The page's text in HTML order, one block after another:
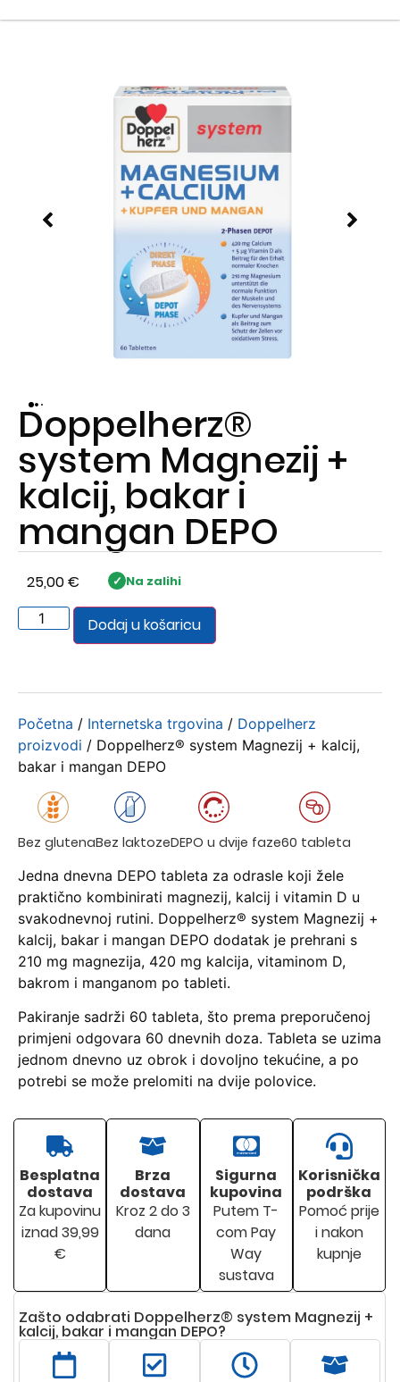
Doppelherz®
system Magnezij +
kalcij, bakar i
mangan DEPO
25,00€ Na zalihi
Dodaj u košaricu
Početna / Internetska trgovina / Doppelherz
proizvodi / Doppelherz® system Magnezij + kalcij,
bakar i mangan DEPO
Bez glutenaBez laktozeDEPO u dvije faze60 tableta
Jedna dnevna DEPO tableta za odrasle koji žele
praktično kombinirati magnezij, kalcij i vitamin D u
svakodnevnoj rutini. Doppelherz® system Magnezij +
kalcij, bakar i mangan DEPO dodatak je prehrani s
210 mg magnezija, 420 mg kalcija, vitaminom D,
bakrom i manganom po tableti.
Pakiranje sadrži 60 tableta, što prema preporučenoj
primjeni odgovara 60 dnevnih doza. Tableta se uzima
jednom dnevno uz obrok i dovoljno tekućine, a po
potrebi se može prelomiti na dvije polovice.
Besplatna
dostava
Za kupovinu
iznad 39,99
€
Brza
dostava
Kroz 2 do 3
dana
Sigurna
kupovina
Putem T-
com Pay
Way
sustava
Korisnička
podrška
Pomoć prije
i nakon
kupnje
Zašto odabrati Doppelherz® system Magnezij +
kalcij, bakar i mangan DEPO?